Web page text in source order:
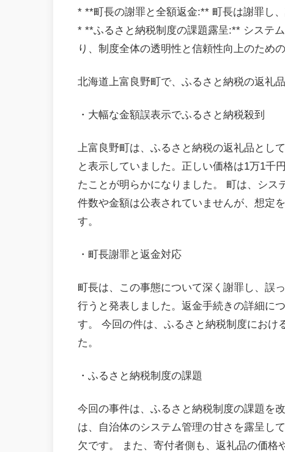
* **町長の謝罪と全額返金:** 町長は謝罪し
* **ふるさと納税制度の課題露呈:** システ
り、制度全体の透明性と信頼性向上のため
北海道上富良野町で、ふるさと納税の返礼
・大幅な金額誤表示でふるさと納税殺到
上富良野町は、ふるさと納税の返礼品とし
と表示していました。正しい価格は1万1千
たことが明らかになりました。 町は、シ
件数や金額は公表されていませんが、想定
す。
・町長謝罪と返金対応
町長は、この事態について深く謝罪し、誤
行うと発表しました。返金手続きの詳細に
す。 今回の件は、ふるさと納税制度におけ
た。
・ふるさと納税制度の課題
今回の事件は、ふるさと納税制度の課題を
は、自治体のシステム管理の甘さを露呈し
欠です。 また、寄付者側も、返礼品の価格